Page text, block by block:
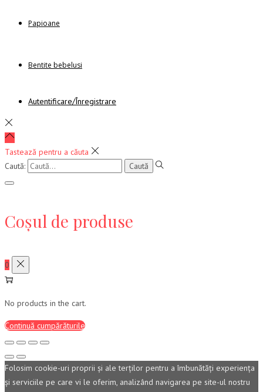
Papioane
Bentite bebelusi
Autentificare/Înregistrare
Tastează pentru a căuta
Caută:
Coșul de produse
0
No products in the cart.
Continuă cumpărăturile
Folosim cookie-uri proprii şi ale terţilor pentru a îmbunătăţi experienţa
şi serviciile pe care vi le oferim, analizând navigarea pe site-ul nostru